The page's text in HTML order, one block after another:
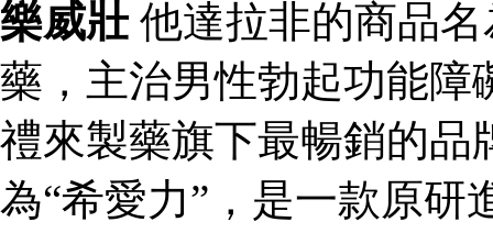
樂威壯他達拉非的商品名
藥，主治男性勃起功能障
禮來製藥旗下最暢銷的品
為“希愛力”，是一款原研